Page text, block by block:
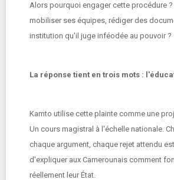
Alors pourquoi engager cette procédure ?
mobiliser ses équipes, rédiger des
institution qu'il juge inféodée au pouvoir ?
La réponse tient en trois mots :
Kamto utilise cette plainte comme une
Un cours magistral à l'échelle nationale.
chaque argument, chaque rejet attendu
d'expliquer aux Camerounais comment
réellement leur État.